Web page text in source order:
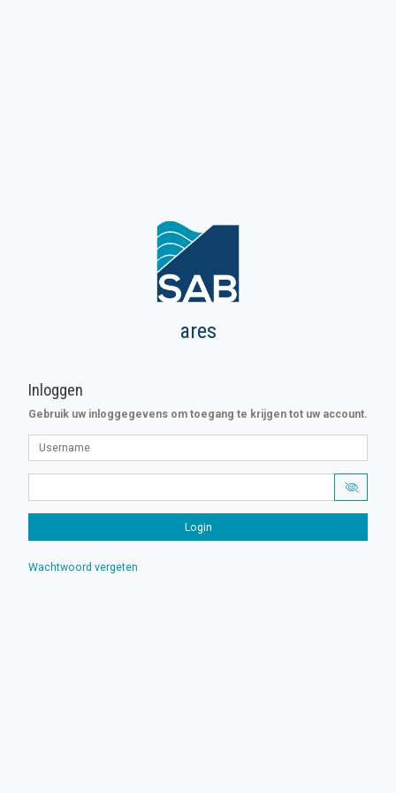
ares
Inloggen
Gebruik uw inloggegevens om toegang te krijgen tot uw account.
Wachtwoord vergeten